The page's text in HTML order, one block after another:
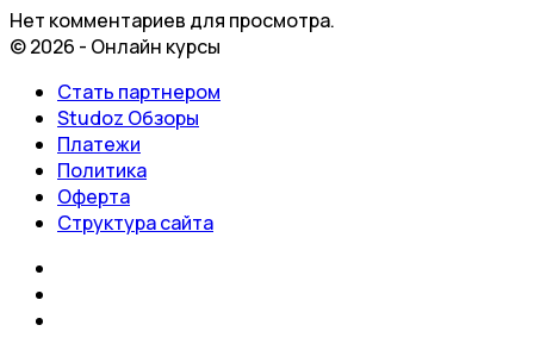
Нет комментариев для просмотра.
© 2026 - Онлайн курсы
Стать партнером
Studoz Обзоры
Платежи
Политика
Оферта
Структура сайта